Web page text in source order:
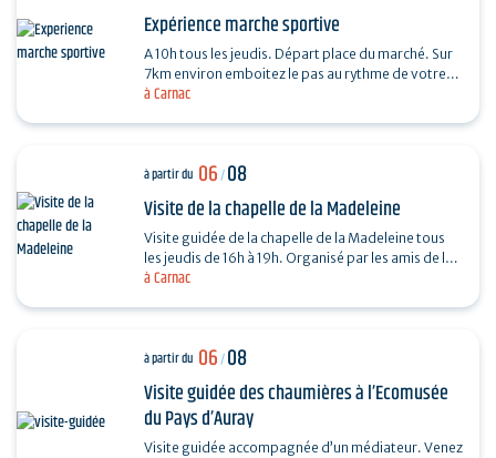
à Carnac
Expérience marche sportive
A 10h tous les jeudis. Départ place du marché. Sur
7km environ emboitez le pas au rythme de votre
coach sportif (6km environs) . La marche sportive
à Carnac
à partir du 06/08
Visite de la chapelle de la Madeleine
Visite guidée de la chapelle de la Madeleine tous
les jeudis de 16h à 19h. Organisé par les amis de la
à partir du 06/08
Visite guidée des chaumières à l’Ecomusée
du Pays d’Auray
Visite guidée accompagnée d’un médiateur. Venez